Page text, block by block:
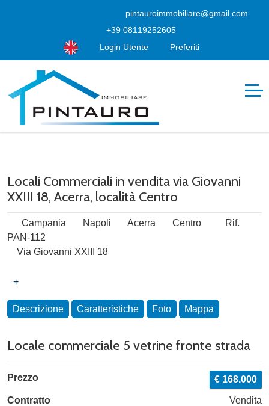
pintauroimmobiliare@gmail.com
+39 08119252605
Login Utente
Preferiti
Locali Commerciali in vendita via Giovanni
XXIII 18, Acerra, località Centro
Campania Napoli Acerra Centro
Rif.
PAN-112
Via Giovanni XXIII 18
+
Descrizione Caratteristiche Foto Mappa
Locale commerciale 5 vetrine fronte strada
Prezzo € 168.000
Contratto
Vendita